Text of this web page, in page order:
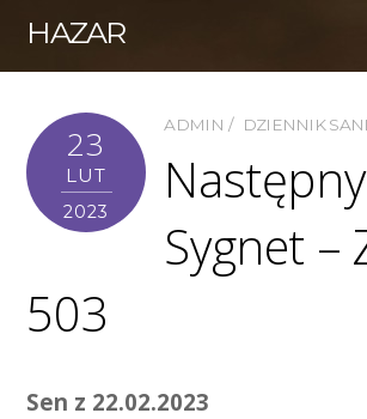
HAZAR
23
LUT
2023
ADMIN DZIENNIK
Następny
Sygnet –
503
Sen z 22.02.2023